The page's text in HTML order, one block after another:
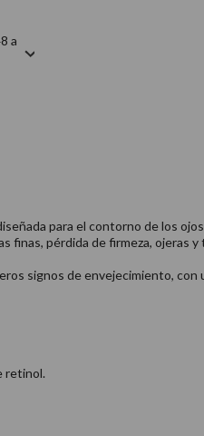
a
para el contorno de los
finas, pérdida de firmeza, ojeras
signos de envejecimiento,
retinol.